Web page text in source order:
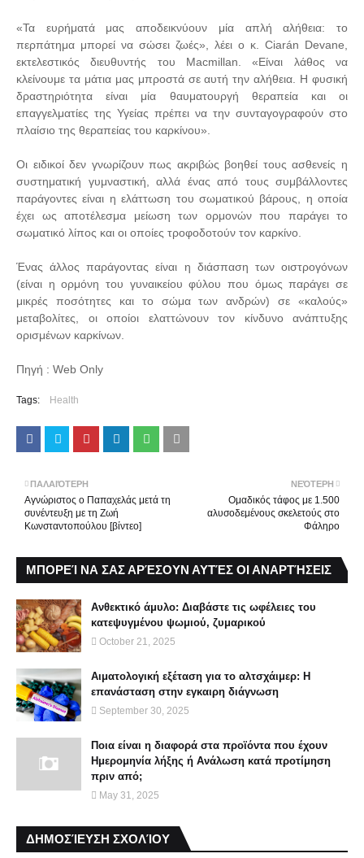
«Τα ευρήματά μας αποδεικνύουν μία απλή αλήθεια: το
περπάτημα μπορεί να σώσει ζωές», λέει ο κ. Ciarán Devane,
εκτελεστικός διευθυντής του Macmillan. «Είναι λάθος να
κλείνουμε τα μάτια μας μπροστά σε αυτή την αλήθεια. Η φυσική
δραστηριότητα είναι μία θαυματουργή θεραπεία και οι
επαγγελματίες της Υγείας πρέπει να την συνταγογραφούν στο
πλαίσιο της θεραπείας του καρκίνου».
Οι ειδικοί δεν γνωρίζουν πως ακριβώς βοηθεί τους ασθενείς η
συστηματική γυμναστική, αλλά ένας από τους συμβάλλοντες
παράγοντες είναι η ελάττωση του σωματικού βάρους, η οποία
έχει ως αποτέλεσμα μείωση των ορμονών που παράγει το
σωματικό λίπος και οι οποίες τροφοδοτούν τον καρκίνο.
Ένας άλλος παράγοντας είναι η διάσπαση των οιστρογόνων
(είναι η ορμόνη του γυναικείου φύλου που όμως παράγει σε
μικρές ποσότητες και το σώμα των ανδρών) σε «καλούς»
μεταβολίτες, οι οποίοι ελαττώνουν τον κίνδυνο ανάπτυξης
ορισμένων καρκίνων.
Πηγή : Web Only
Tags: Health
ΝΕΌΤΕΡΗ
Ομαδικός τάφος με 1.500
αλυσοδεμένους σκελετούς στο
Φάληρο
ΠΑΛΑΙΌΤΕΡΗ
Αγνώριστος ο Παπαχελάς μετά τη
συνέντευξη με τη Ζωή
Κωνσταντοπούλου [βίντεο]
ΜΠΟΡΕΊ ΝΑ ΣΑΣ ΑΡΈΣΟΥΝ ΑΥΤΈΣ ΟΙ ΑΝΑΡΤΉΣΕΙΣ
Ανθεκτικό άμυλο: Διαβάστε τις ωφέλειες του
κατεψυγμένου ψωμιού, ζυμαρικού
October 21, 2025
Αιματολογική εξέταση για το αλτσχάιμερ: Η
επανάσταση στην εγκαιρη διάγνωση
September 30, 2025
Ποια είναι η διαφορά στα προϊόντα που έχουν
Ημερομηνία λήξης ή Aνάλωση κατά προτίμηση
πριν από;
May 31, 2025
ΔΗΜΟΣΊΕΥΣΗ ΣΧΟΛΊΟΥ